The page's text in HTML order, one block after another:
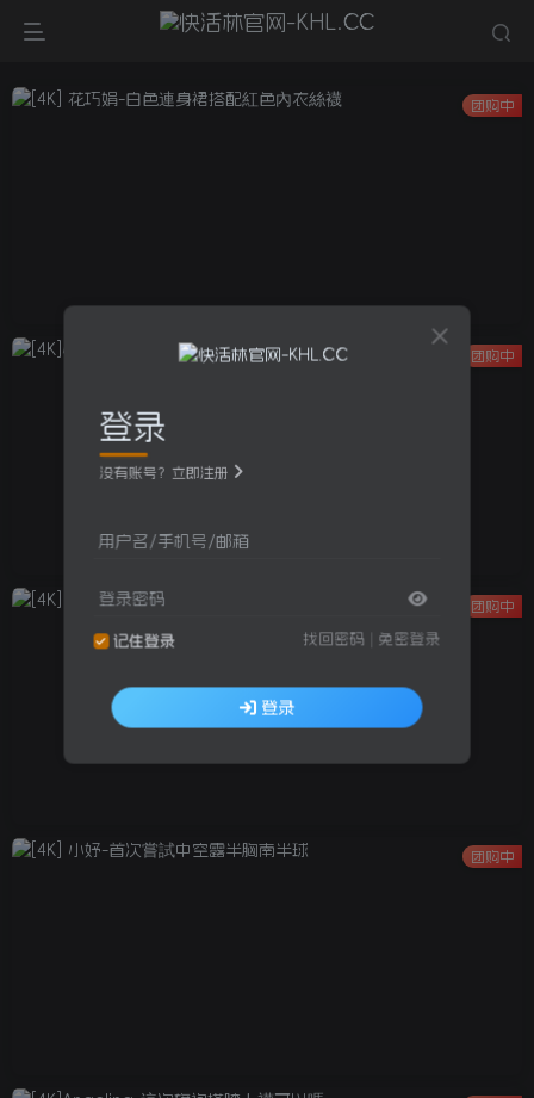
团购中
团购中
团购中
团购中
登录
没有账号？立即注册
用户名/手机号/邮箱
登录密码
记住登录 找回密码 免密登录
登录